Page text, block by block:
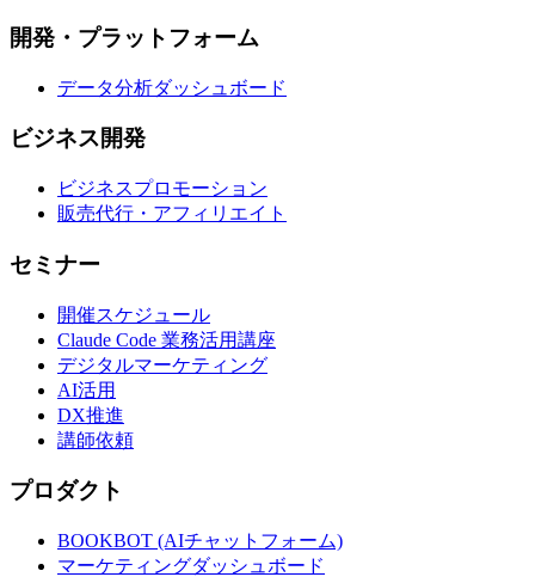
開発・プラットフォーム
データ分析ダッシュボード
ビジネス開発
ビジネスプロモーション
販売代行・アフィリエイト
セミナー
開催スケジュール
Claude Code 業務活用講座
デジタルマーケティング
AI活用
DX推進
講師依頼
プロダクト
BOOKBOT (AIチャットフォーム)
マーケティングダッシュボード